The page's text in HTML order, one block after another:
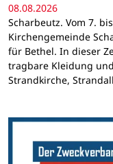
08.08.2026
Scharbeutz. Vom 7.
Kirchengemeinde
für Bethel. In dieser
tragbare Kleidung
Strandkirche,